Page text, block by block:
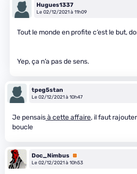
Hugues1337
Le 02/12/2021 à 11h09
Tout le monde en profite c’est le but,
Yep, ça n’a pas de sens.
tpeg5stan
Le 02/12/2021 à 10h47
Je pensaisà cette affaire, il faut
boucle
Doc_Nimbus Premium
Le 02/12/2021 à 10h53